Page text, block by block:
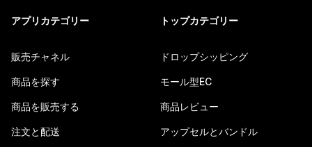
アプリカテゴリー
販売チャネル
商品を探す
商品を販売する
注文と配送
トップカテゴリー
ドロップシッピング
モール型EC
商品レビュー
アップセルとバンドル